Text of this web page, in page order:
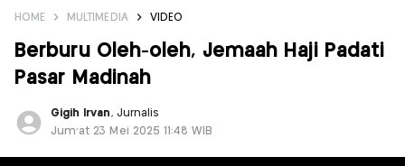
HOME MULTIMEDIA VIDEO
Berburu Oleh-oleh, Jemaah Haji Padati
Pasar Madinah
Gigih Irvan , Jurnalis
Jum'at 23 Mei 2025 11:48 WIB